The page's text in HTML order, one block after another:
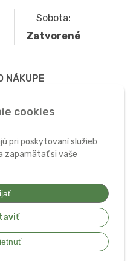
cookies
pri poskytovaní služieb
zapamätať si vaše
Sobota:
Zatvorené
NÁKUPE
údajov
a doplnky • tvorba eshopu cez